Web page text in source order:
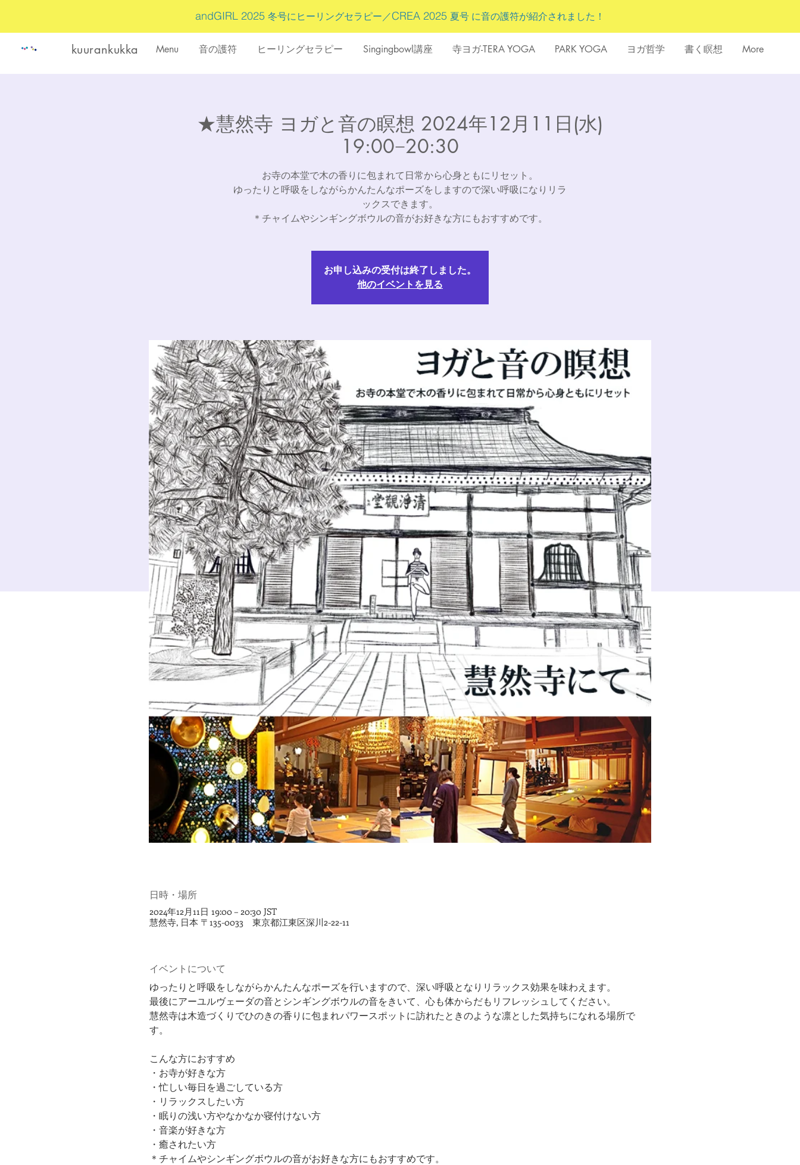
kuurankukka Menu 音の護符 ヒーリングセラピー Singingbowl講座 寺ヨガ-TERA YOGA PARK YOGA ヨガ哲学 書く瞑想 More
andGIRL 2025 冬号にヒーリングセラピー／CREA 2025 夏号 に音の護符が紹介されました！
★慧然寺 ヨガと音の瞑想 2024年12月11日(水)
19:00−20:30
お寺の本堂で木の香りに包まれて日常から心身ともにリセット。
ゆったりと呼吸をしながらかんたんなポーズをしますので深い呼吸になりリラ
ックスできます。
＊チャイムやシンギングボウルの音がお好きな方にもおすすめです。
お申し込みの受付は終了しました。
他のイベントを見る
日時・場所
2024年12月11日 19:00 – 20:30 JST
慧然寺, 日本 〒135-0033 東京都江東区深川2-22-11
イベントについて
ゆったりと呼吸をしながらかんたんなポーズを行いますので、深い呼吸となりリラックス効果を味わえます。
最後にアーユルヴェーダの音とシンギングボウルの音をきいて、心も体からだもリフレッシュしてください。
慧然寺は木造づくりでひのきの香りに包まれパワースポットに訪れたときのような凛とした気持ちになれる場所で
す。
​こんな方におすすめ
・お寺が好きな方
​・忙しい毎日を過ごしている方
・リラックスしたい方
・眠りの浅い方やなかなか寝付けない方
​・音楽が好きな方
​・癒されたい方
＊チャイムやシンギングボウルの音がお好きな方にもおすすめです。